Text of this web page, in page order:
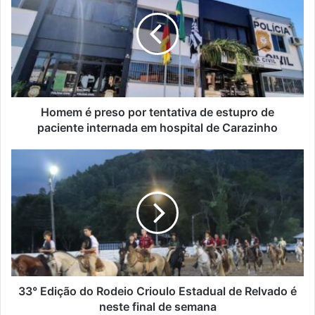
preso
tentativa
de
estupro
de
paciente
internada
Carazinho
Homem é preso por tentativa de estupro de
paciente internada em hospital de Carazinho
Rodeio
Estadual
Relvado
é
neste
33° Edição do Rodeio Crioulo Estadual de Relvado é
neste final de semana